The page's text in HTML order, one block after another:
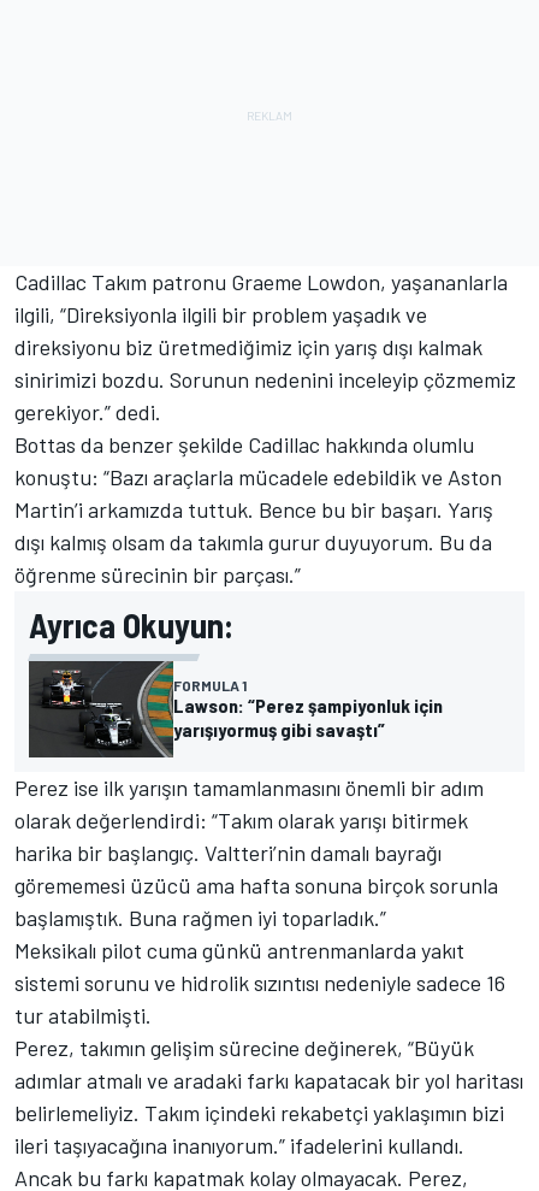
Cadillac Takım patronu Graeme Lowdon, yaşananlarla
ilgili, “Direksiyonla ilgili bir problem yaşadık ve
direksiyonu biz üretmediğimiz için yarış dışı kalmak
sinirimizi bozdu. Sorunun nedenini inceleyip çözmemiz
gerekiyor.” dedi.
Bottas da benzer şekilde Cadillac hakkında olumlu
konuştu: “Bazı araçlarla mücadele edebildik ve Aston
Martin’i arkamızda tuttuk. Bence bu bir başarı. Yarış
dışı kalmış olsam da takımla gurur duyuyorum. Bu da
öğrenme sürecinin bir parçası.”
Ayrıca Okuyun:
FORMULA 1
Lawson: “Perez şampiyonluk için
yarışıyormuş gibi savaştı”
Perez ise ilk yarışın tamamlanmasını önemli bir adım
olarak değerlendirdi: “Takım olarak yarışı bitirmek
harika bir başlangıç. Valtteri’nin damalı bayrağı
görememesi üzücü ama hafta sonuna birçok sorunla
başlamıştık. Buna rağmen iyi toparladık.”
Meksikalı pilot cuma günkü antrenmanlarda yakıt
sistemi sorunu ve hidrolik sızıntısı nedeniyle sadece 16
tur atabilmişti.
Perez, takımın gelişim sürecine değinerek, “Büyük
adımlar atmalı ve aradaki farkı kapatacak bir yol haritası
belirlemeliyiz. Takım içindeki rekabetçi yaklaşımın bizi
ileri taşıyacağına inanıyorum.” ifadelerini kullandı.
Ancak bu farkı kapatmak kolay olmayacak. Perez,